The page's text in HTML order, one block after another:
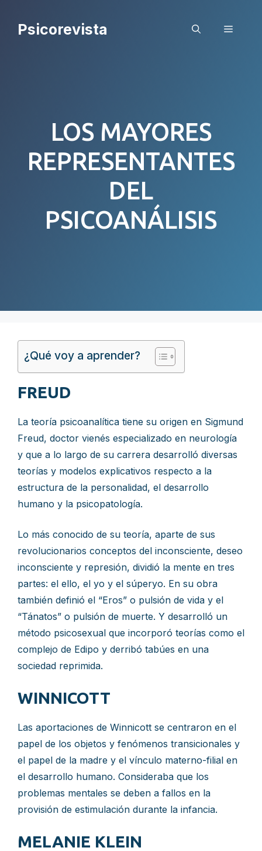
Psicorevista Menú
LOS MAYORES
REPRESENTANTES
DEL
PSICOANÁLISIS
¿Qué voy a aprender?
FREUD
La teoría psicoanalítica tiene su origen en Sigmund
Freud, doctor vienés especializado en neurología
y que a lo largo de su carrera desarrolló diversas
teorías y modelos explicativos respecto a la
estructura de la personalidad, el desarrollo
humano y la psicopatología.
Lo más conocido de su teoría, aparte de sus
revolucionarios conceptos del inconsciente, deseo
inconsciente y represión, dividió la mente en tres
partes: el ello, el yo y el súperyo. En su obra
también definió el “Eros” o pulsión de vida y el
“Tánatos” o pulsión de muerte. Y desarrolló un
método psicosexual que incorporó teorías como el
complejo de Edipo y derribó tabúes en una
sociedad reprimida.
WINNICOTT
Las aportaciones de Winnicott se centraron en el
papel de los objetos y fenómenos transicionales y
el papel de la madre y el vínculo materno-filial en
el desarrollo humano. Consideraba que los
problemas mentales se deben a fallos en la
provisión de estimulación durante la infancia.
MELANIE KLEIN